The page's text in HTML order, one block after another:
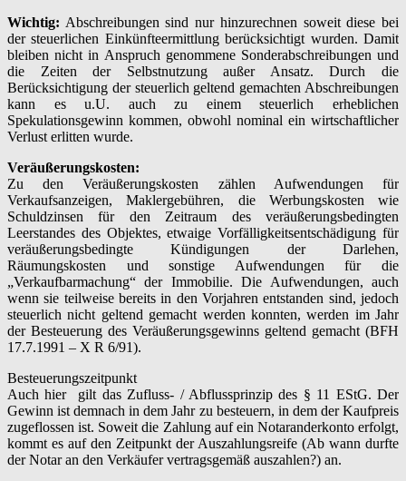
Wichtig: Abschreibungen sind nur hinzurechnen soweit diese bei
der steuerlichen Einkünfteermittlung berücksichtigt wurden. Damit
bleiben nicht in Anspruch genommene Sonderabschreibungen und
die Zeiten der Selbstnutzung außer Ansatz. Durch die
Berücksichtigung der steuerlich geltend gemachten Abschreibungen
kann es u.U. auch zu einem steuerlich erheblichen
Spekulationsgewinn kommen, obwohl nominal ein wirtschaftlicher
Verlust erlitten wurde.
Veräußerungskosten:
Zu den Veräußerungskosten zählen Aufwendungen für
Verkaufsanzeigen, Maklergebühren, die Werbungskosten wie
Schuldzinsen für den Zeitraum des veräußerungsbedingten
Leerstandes des Objektes, etwaige Vorfälligkeitsentschädigung für
veräußerungsbedingte Kündigungen der Darlehen,
Räumungskosten und sonstige Aufwendungen für die
„Verkaufbarmachung“ der Immobilie. Die Aufwendungen, auch
wenn sie teilweise bereits in den Vorjahren entstanden sind, jedoch
steuerlich nicht geltend gemacht werden konnten, werden im Jahr
der Besteuerung des Veräußerungsgewinns geltend gemacht (BFH
17.7.1991 – X R 6/91).
Besteuerungszeitpunkt
Auch hier gilt das Zufluss- / Abflussprinzip des § 11 EStG. Der
Gewinn ist demnach in dem Jahr zu besteuern, in dem der Kaufpreis
zugeflossen ist. Soweit die Zahlung auf ein Notaranderkonto erfolgt,
kommt es auf den Zeitpunkt der Auszahlungsreife (Ab wann durfte
der Notar an den Verkäufer vertragsgemäß auszahlen?) an.